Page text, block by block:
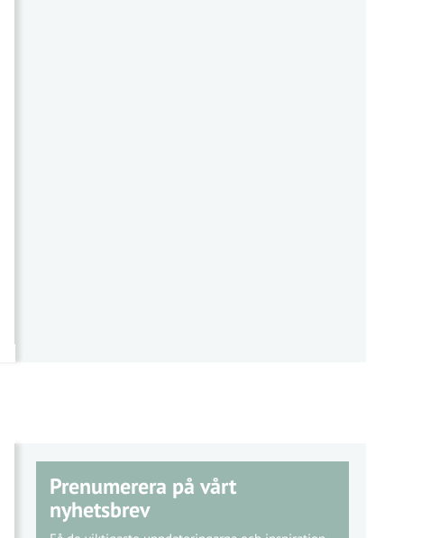
Prenumerera på vårt
nyhetsbrev